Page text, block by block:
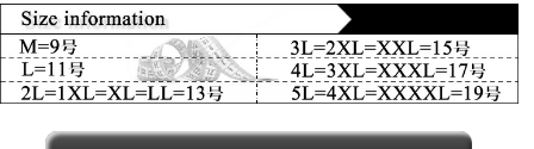
関連カテゴリーへのリンク